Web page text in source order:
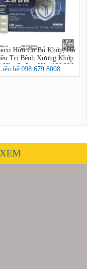
Hữu Cơ Bổ Khớp, Hỗ
Trị Bệnh Xương Khớp
Quốc - Hộp 120 Viên
Vital Royal Calcium)
hệ 098.679.8008